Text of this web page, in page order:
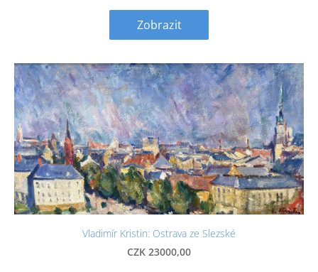
Zobrazit
Vladimír Kristin: Ostrava ze Slezské
CZK 23000,00